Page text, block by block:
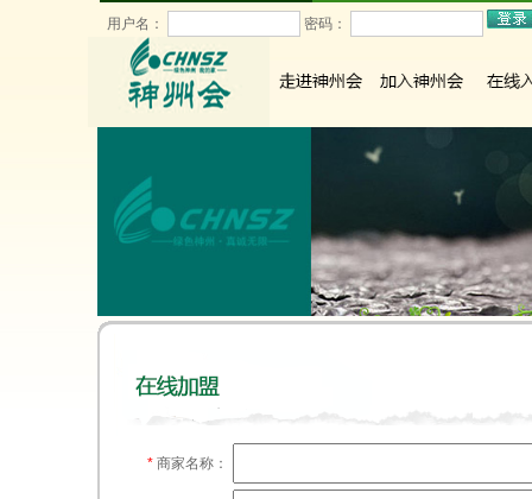
用户名： 密码：
*商家名称：